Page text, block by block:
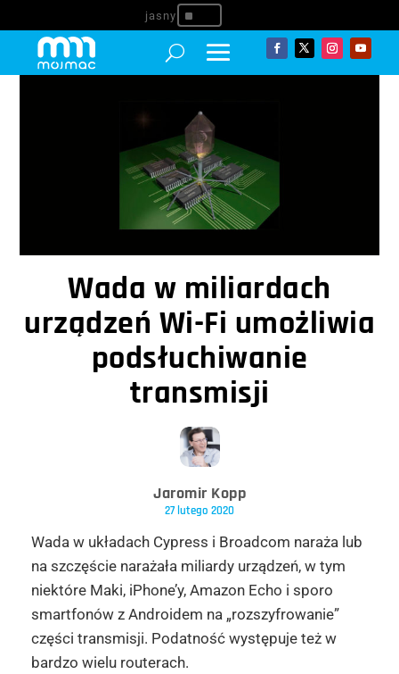
^
Wada w miliardach
urządzeń Wi-Fi umożliwia
podsłuchiwanie
transmisji
Jaromir Kopp
27 lutego 2020
Wada w układach Cypress i Broadcom naraża lub
na szczęście narażała miliardy urządzeń, w tym
niektóre Maki, iPhone’y, Amazon Echo i sporo
smartfonów z Androidem na „rozszyfrowanie”
części transmisji. Podatność występuje też w
bardzo wielu routerach.